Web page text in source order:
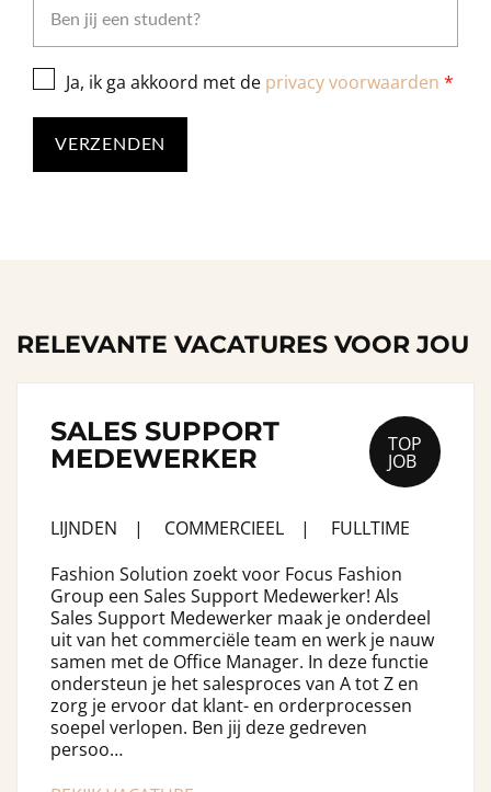
Ja, ik ga akkoord met de privacy voorwaarden *
VERZENDEN
RELEVANTE VACATURES VOOR JOU
SALES SUPPORT
MEDEWERKER TOP
JOB
LIJNDEN COMMERCIEEL
FULLTIME
Fashion Solution zoekt voor Focus Fashion
Group een Sales Support Medewerker! Als
Sales Support Medewerker maak je onderdeel
uit van het commerciële team en werk je nauw
samen met de Office Manager. In deze functie
ondersteun je het salesproces van A tot Z en
zorg je ervoor dat klant- en orderprocessen
soepel verlopen. Ben jij deze gedreven
persoo…